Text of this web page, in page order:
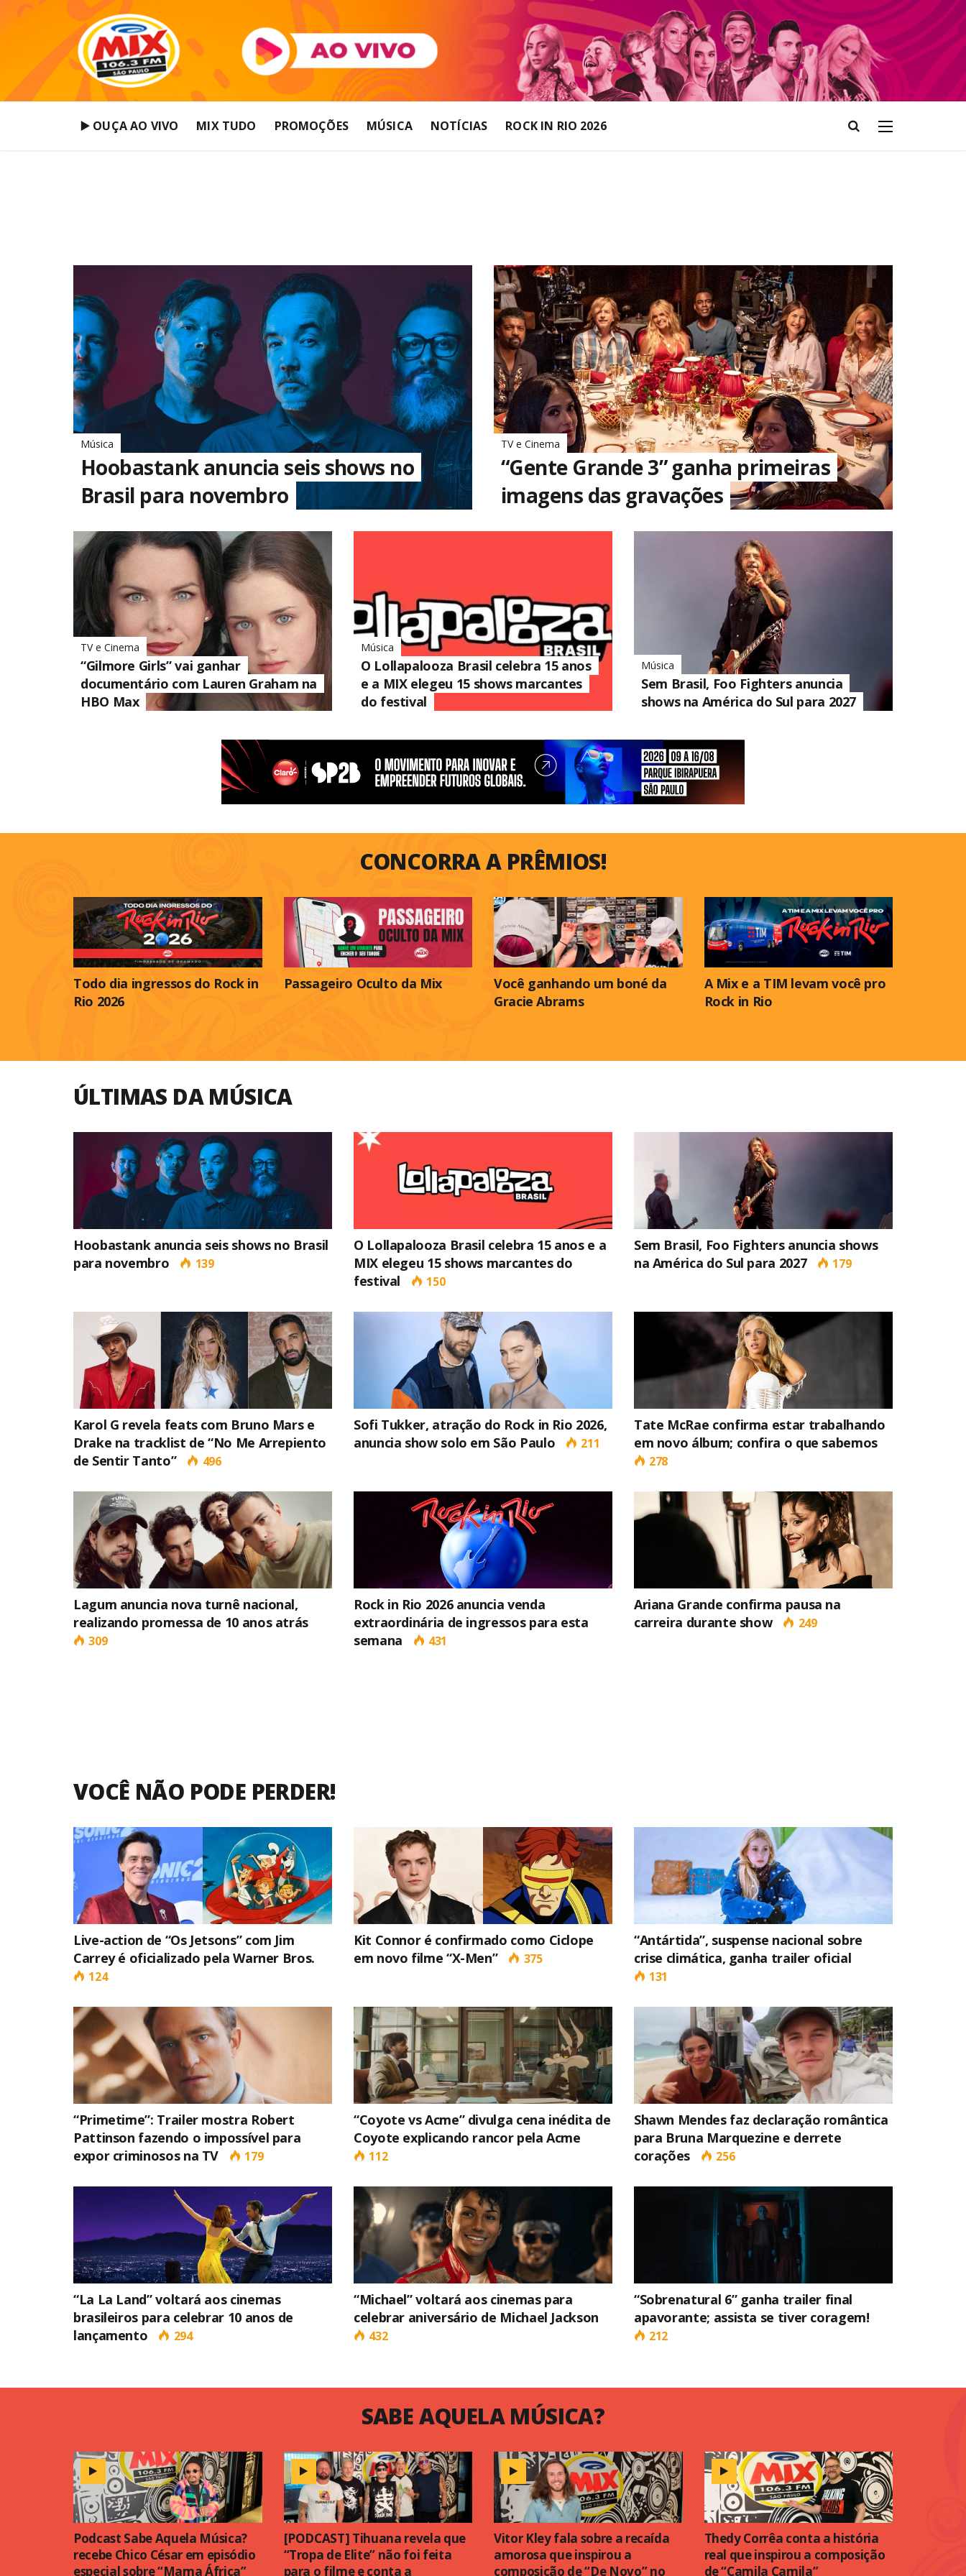
▶️ OUÇA AO VIVO MIX TUDO PROMOÇÕES MÚSICA NOTÍCIAS ROCK IN RIO 2026
Música
Hoobastank anuncia seis shows no
Brasil para novembro
TV e Cinema
“Gente Grande 3” ganha primeiras
imagens das gravações
TV e Cinema
“Gilmore Girls” vai ganhar
documentário com Lauren Graham na
HBO Max
Música
O Lollapalooza Brasil celebra 15 anos
e a MIX elegeu 15 shows marcantes
do festival
Música
Sem Brasil, Foo Fighters anuncia
shows na América do Sul para 2027
CONCORRA A PRÊMIOS!
Todo dia ingressos do Rock in
Rio 2026
Passageiro Oculto da Mix
Você ganhando um boné da
Gracie Abrams
A Mix e a TIM levam você pro
Rock in Rio
ÚLTIMAS DA MÚSICA
Hoobastank anuncia seis shows no Brasil
para novembro
139
O Lollapalooza Brasil celebra 15 anos e a
MIX elegeu 15 shows marcantes do
festival
150
Sem Brasil, Foo Fighters anuncia shows
na América do Sul para 2027
179
Karol G revela feats com Bruno Mars e
Drake na tracklist de “No Me Arrepiento
de Sentir Tanto”
496
Sofi Tukker, atração do Rock in Rio 2026,
anuncia show solo em São Paulo
211
Tate McRae confirma estar trabalhando
em novo álbum; confira o que sabemos
278
Lagum anuncia nova turnê nacional,
realizando promessa de 10 anos atrás
309
Rock in Rio 2026 anuncia venda
extraordinária de ingressos para esta
semana
431
Ariana Grande confirma pausa na
carreira durante show
249
VOCÊ NÃO PODE PERDER!
Live-action de “Os Jetsons” com Jim
Carrey é oficializado pela Warner Bros.
124
Kit Connor é confirmado como Ciclope
em novo filme “X-Men”
375
“Antártida”, suspense nacional sobre
crise climática, ganha trailer oficial
131
“Primetime”: Trailer mostra Robert
Pattinson fazendo o impossível para
expor criminosos na TV
179
“Coyote vs Acme” divulga cena inédita de
Coyote explicando rancor pela Acme
112
Shawn Mendes faz declaração romântica
para Bruna Marquezine e derrete
corações
256
“La La Land” voltará aos cinemas
brasileiros para celebrar 10 anos de
lançamento
294
“Michael” voltará aos cinemas para
celebrar aniversário de Michael Jackson
432
“Sobrenatural 6” ganha trailer final
apavorante; assista se tiver coragem!
212
SABE AQUELA MÚSICA?
Podcast Sabe Aquela Música?
recebe Chico César em episódio
especial sobre “Mama África”
[PODCAST] Tihuana revela que
“Tropa de Elite” não foi feita
para o filme e conta a
Vitor Kley fala sobre a recaída
amorosa que inspirou a
composição de “De Novo” no
Thedy Corrêa conta a história
real que inspirou a composição
de “Camila Camila”
Most Popular Topics